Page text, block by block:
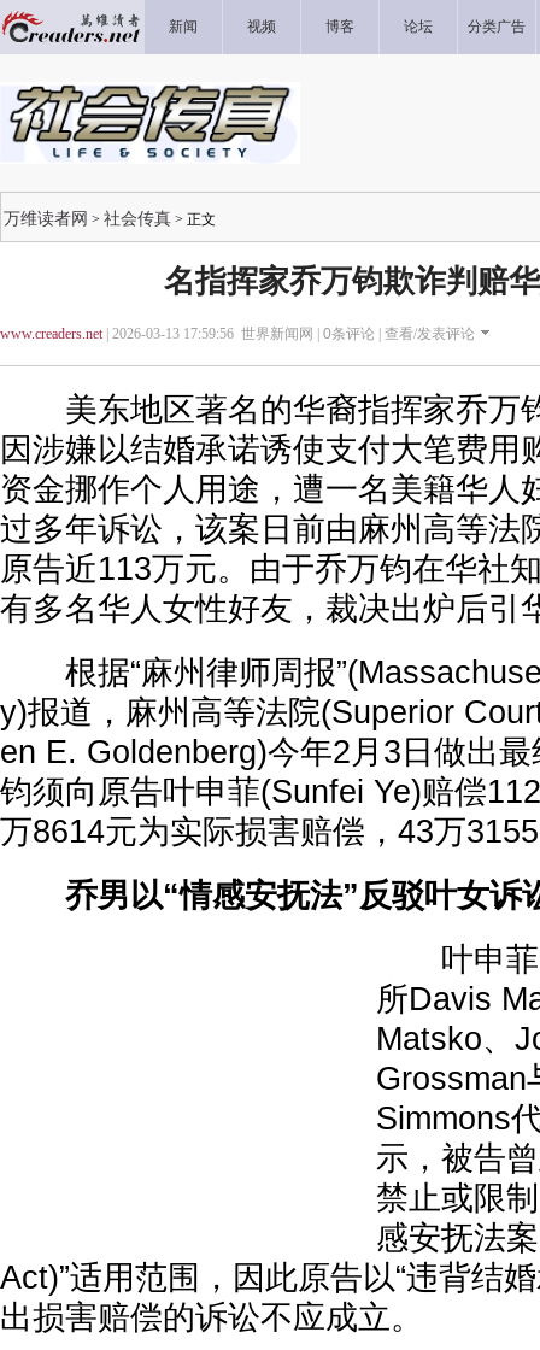
新闻 视频 博客 论坛 分类广告
万维读者网 > 社会传真 > 正文
名指挥家乔万钧欺诈判赔
www.creaders.net| 2026-03-13 17:59:56 世界新闻网 | 0条评论 | 查看/发表评论
美东地区著名的华裔指挥家乔万
因涉嫌以结婚承诺诱使支付大笔费用
资金挪作个人用途，遭一名美籍华人
过多年诉讼，该案日前由麻州高等法
原告近113万元。由于乔万钧在华社
有多名华人女性好友，裁决出炉后引
根据“麻州律师周报
y)报道，麻州高等法院(Superior
en E. Goldenberg)今年2月3日做出
钧须向原告叶申菲(Sunfei Ye)赔偿
万8614元为实际损害赔偿，43万
乔男以“情感安抚法”反驳叶女诉
叶申菲
所Davis
Matsko、
Grossman
Simmons
示，被告
禁止或限
感安抚法
Act)”适用范围，因此原告以“违背结
出损害赔偿的诉讼不应成立。